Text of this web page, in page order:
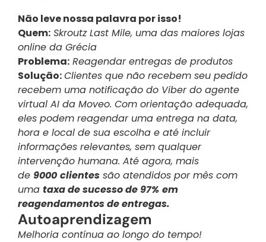
Não leve nossa palavra por isso!
Quem: Skroutz Last Mile, uma das maiores lojas
online da Grécia
Problema: Reagendar entregas de produtos
Solução:Clientes que não recebem seu pedido
recebem uma notificação do Viber do agente
virtual AI da Moveo. Com orientação adequada,
eles podem reagendar uma entrega na data,
hora e local de sua escolha e até incluir
informações relevantes, sem qualquer
intervenção humana. Até agora, mais
de 9000 clientes são atendidos por mês com
uma taxa de sucesso de 97% em
reagendamentos de entregas.
Autoaprendizagem
Melhoria contínua ao longo do tempo!